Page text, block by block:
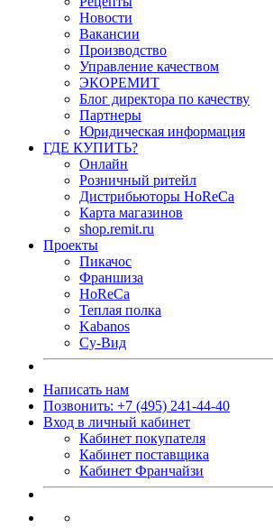
Новости
Вакансии
Производство
Управление качеством
ЭКОРЕМИТ
Блог директора по качеству
Партнеры
Юридическая информация
ГДЕ КУПИТЬ?
Онлайн
Розничный ритейл
Дистрибьюторы HoReCa
Карта магазинов
shop.remit.ru
Проекты
Пикачос
Франшиза
HoReCa
Теплая полка
Kabanos
Су-Вид
Написать нам
Позвонить: +7 (495) 241-44-40
Вход в личный кабинет
Кабинет покупателя
Кабинет поставщика
Кабинет Франчайзи